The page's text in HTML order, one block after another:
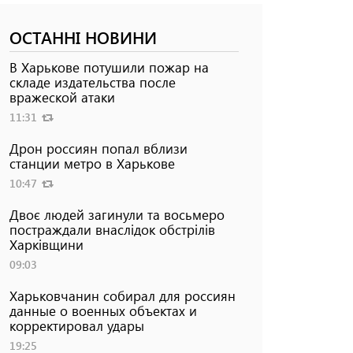
ОСТАННІ НОВИНИ
В Харькове потушили пожар на
складе издательства после
вражеской атаки
11:31
Дрон россиян попал вблизи
станции метро в Харькове
10:47
Двоє людей загинули та восьмеро
постраждали внаслідок обстрілів
Харківщини
09:03
Харьковчанин собирал для россиян
данные о военных объектах и ​​
корректировал удары
19:25